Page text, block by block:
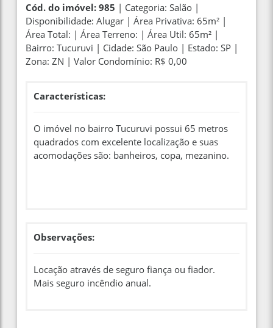
Cód. do imóvel: 985 | Categoria: Salão |
Disponibilidade: Alugar | Área Privativa: 65m² |
Área Total: | Área Terreno: | Área Util: 65m² |
Bairro: Tucuruvi | Cidade: São Paulo | Estado: SP |
Zona: ZN | Valor Condomínio: R$ 0,00
Características:
O imóvel no bairro Tucuruvi possui 65 metros
quadrados com excelente localização e suas
acomodações são: banheiros, copa, mezanino.
Observações:
Locação através de seguro fiança ou fiador.
Mais seguro incêndio anual.